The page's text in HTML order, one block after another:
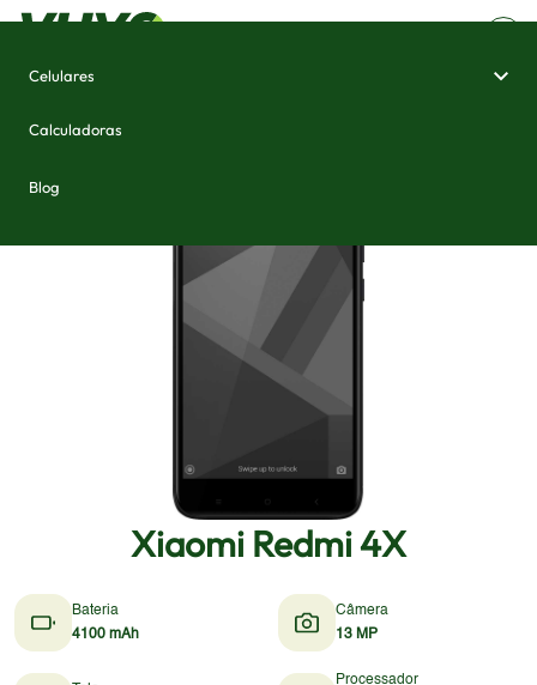
Celulares
Calculadoras
Blog
Xiaomi Redmi 4X
Bateria
4100 mAh
Câmera
13 MP
Processador